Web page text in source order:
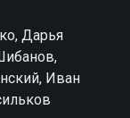
Дарья
Иван